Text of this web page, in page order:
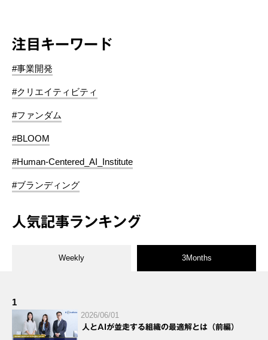
注目キーワード
#事業開発
#クリエイティビティ
#ファンダム
#BLOOM
#Human-Centered_AI_Institute
#ブランディング
人気記事ランキング
Weekly 3Months
1
2026/06/01
人とAIが並走する組織の最適解とは（前編）